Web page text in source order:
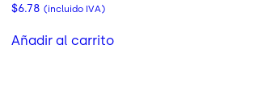
$6.78 (incluido IVA)
Añadir al carrito